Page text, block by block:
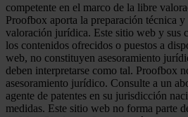
competente en el marco de la libre
Proofbox aporta la preparación técnica
valoración jurídica. Este sitio web y sus
los contenidos ofrecidos o puestos a
web, no constituyen asesoramiento
deben interpretarse como tal. Proofbox
asesoramiento jurídico. Consulte a un
agente de patentes en su jurisdicción
medidas. Este sitio web no forma parte